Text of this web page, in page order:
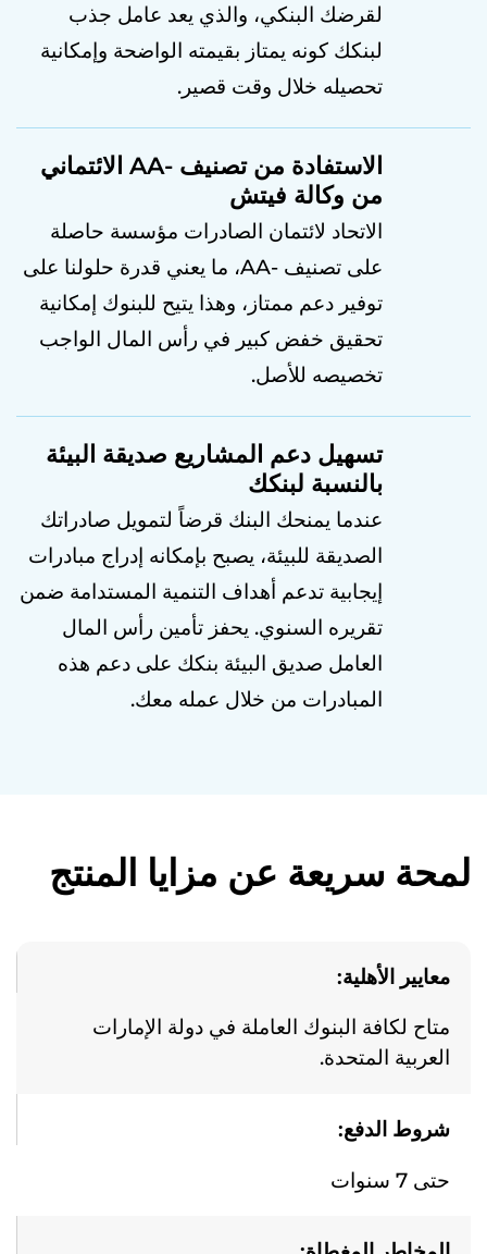
لقرضك البنكي، والذي يعد عامل جذب
لبنكك كونه يمتاز بقيمته الواضحة وإمكانية
تحصيله خلال وقت قصير.
الاستفادة من تصنيف -AA الائتماني
من وكالة فيتش
الاتحاد لائتمان الصادرات مؤسسة حاصلة
على تصنيف -AA، ما يعني قدرة حلولنا على
توفير دعم ممتاز، وهذا يتيح للبنوك إمكانية
تحقيق خفض كبير في رأس المال الواجب
تخصيصه للأصل.
تسهيل دعم المشاريع صديقة البيئة
بالنسبة لبنكك
عندما يمنحك البنك قرضاً لتمويل صادراتك
الصديقة للبيئة، يصبح بإمكانه إدراج مبادرات
إيجابية تدعم أهداف التنمية المستدامة ضمن
تقريره السنوي. يحفز تأمين رأس المال
العامل صديق البيئة بنكك على دعم هذه
المبادرات من خلال عمله معك.
لمحة سريعة عن مزايا المنتج
معايير الأهلية:
متاح لكافة البنوك العاملة في دولة الإمارات
العربية المتحدة.
شروط الدفع:
حتى 7 سنوات